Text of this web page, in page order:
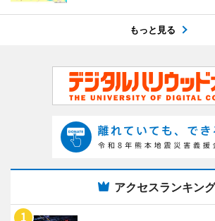
もっと見る
アクセスランキング